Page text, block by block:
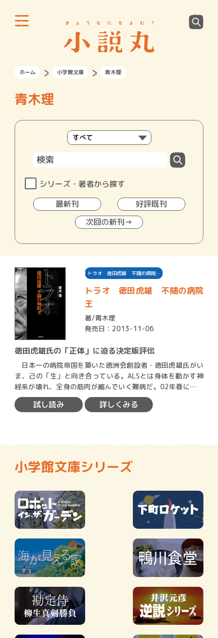
ホーム 小学館文庫 青木理
青木理
シリーズ・著者から探す
最新刊
好評既刊
次回の新刊→
トラオ 徳田虎雄 不随の病院…
トラオ 徳田虎雄 不随の病院
王
著/青木理
発売日：2013-11-06
徳田虎雄氏の「正体」に迫る決定版評伝
日本一の病院帝国を築いた徳洲会創設者・徳田虎雄氏がい
ま、己の「生」と向き合っている。ALSとは身体を動かす神
経系が壊れ、全身の筋肉が縮んでいく難病だ。02年春に同病
を患…
試し読み 詳しくみる
小学館文庫シリーズ